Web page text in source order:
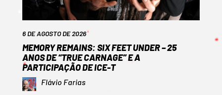
6 DE AGOSTO DE 2026
MEMORY REMAINS: SIX FEET UNDER – 25
ANOS DE “TRUE CARNAGE” E A
PARTICIPAÇÃO DE ICE-T
Flávio Farias